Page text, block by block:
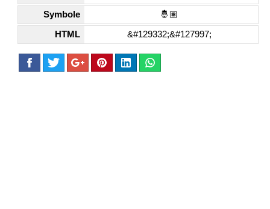
Symbole 🤴🏽
HTML &#129332;&#127997;